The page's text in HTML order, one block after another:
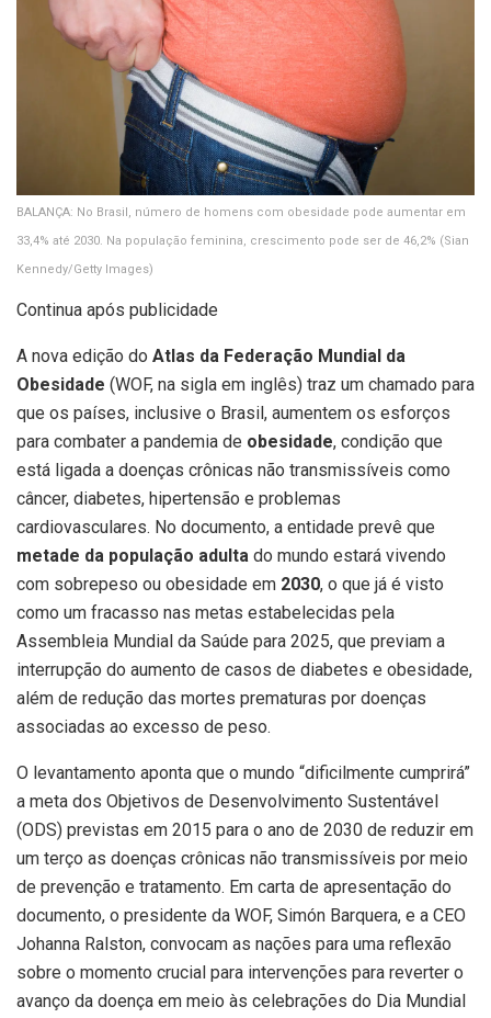
BALANÇA: No Brasil, número de homens com obesidade pode aumentar em
33,4% até 2030. Na população feminina, crescimento pode ser de 46,2% (Sian
Kennedy/Getty Images)
Continua após publicidade
A nova edição do Atlas da Federação Mundial da
Obesidade (WOF, na sigla em inglês) traz um chamado para
que os países, inclusive o Brasil, aumentem os esforços
para combater a pandemia de obesidade, condição que
está ligada a doenças crônicas não transmissíveis como
câncer, diabetes, hipertensão e problemas
cardiovasculares. No documento, a entidade prevê que
metade da população adulta do mundo estará vivendo
com sobrepeso ou obesidade em 2030, o que já é visto
como um fracasso nas metas estabelecidas pela
Assembleia Mundial da Saúde para 2025, que previam a
interrupção do aumento de casos de diabetes e obesidade,
além de redução das mortes prematuras por doenças
associadas ao excesso de peso.
O levantamento aponta que o mundo “dificilmente cumprirá”
a meta dos Objetivos de Desenvolvimento Sustentável
(ODS) previstas em 2015 para o ano de 2030 de reduzir em
um terço as doenças crônicas não transmissíveis por meio
de prevenção e tratamento. Em carta de apresentação do
documento, o presidente da WOF, Simón Barquera, e a CEO
Johanna Ralston, convocam as nações para uma reflexão
sobre o momento crucial para intervenções para reverter o
avanço da doença em meio às celebrações do Dia Mundial